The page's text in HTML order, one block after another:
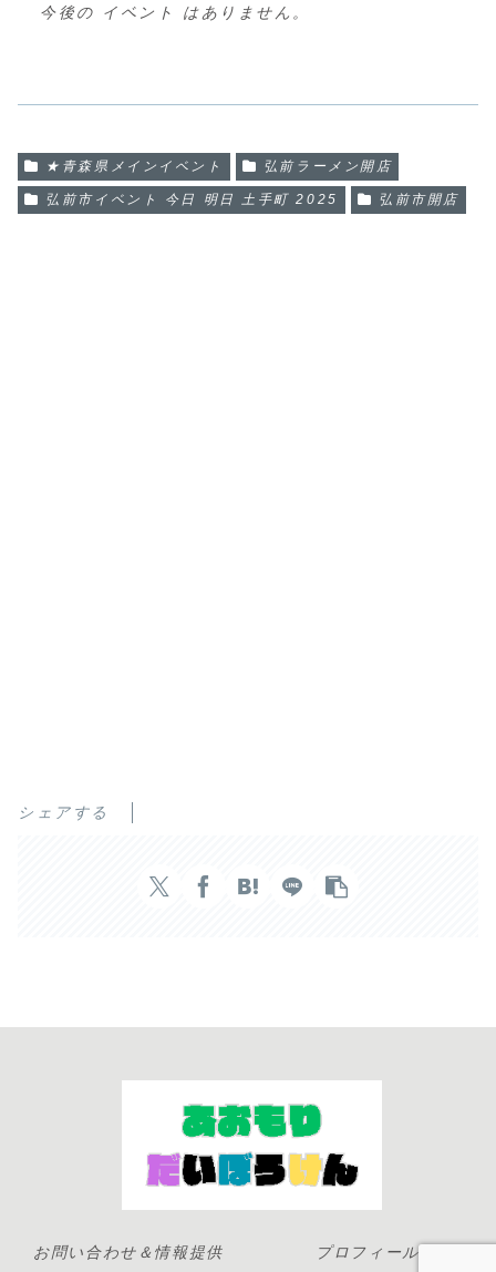
今後の イベント はありません。
★青森県メインイベント 弘前ラーメン開店
弘前市イベント 今日 明日 土手町 2025 弘前市開店
シェアする
お問い合わせ＆情報提供 プロフィール